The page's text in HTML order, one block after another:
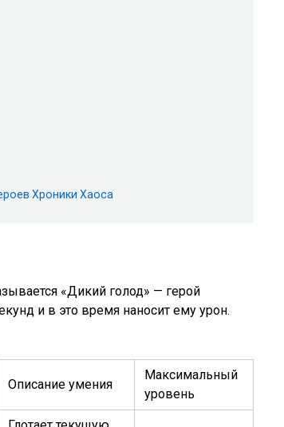
Хроники Хаоса
«Дикий голод» — герой
и в это время наносит ему урон.
Описание умения
Максимальный
уровень